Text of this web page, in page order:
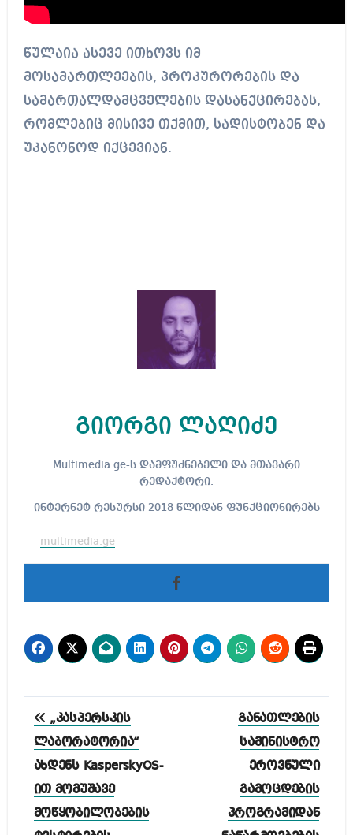
წულაია ასევე ითხოვს იმ
მოსამართლეების, პროკურორების და
სამართალდამცველების დასანქცირებას,
რომლებიც მისივე თქმით, სადისტობენ და
უკანონოდ იქცევიან.
გიორგი ლაღიძე
Multimedia.ge-ს დამფუძნებელი და მთავარი
რედაქტორი.
ინტერნეტ რესურსი 2018 წლიდან ფუნქციონირებს
multimedia.ge
პოსტის
ნავიგაცია
„კასპერსკის
ლაბორატორია“
ახდენს KasperskyOS-
ით მომუშავე
მოწყობილობების
განათლების
სამინისტრო
ეროვნული
გამოცდების
პროგრამიდან